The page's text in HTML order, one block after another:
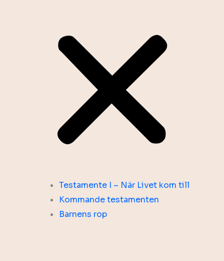
Testamente I – När Livet kom till
Kommande testamenten
Barnens rop